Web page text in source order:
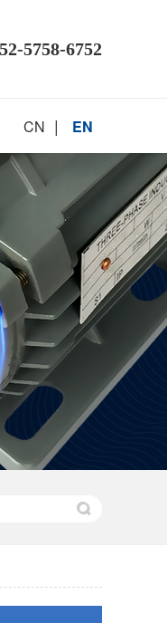
5758-6752
CN | EN